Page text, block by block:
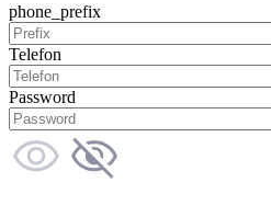
phone_prefix
Telefon
Password